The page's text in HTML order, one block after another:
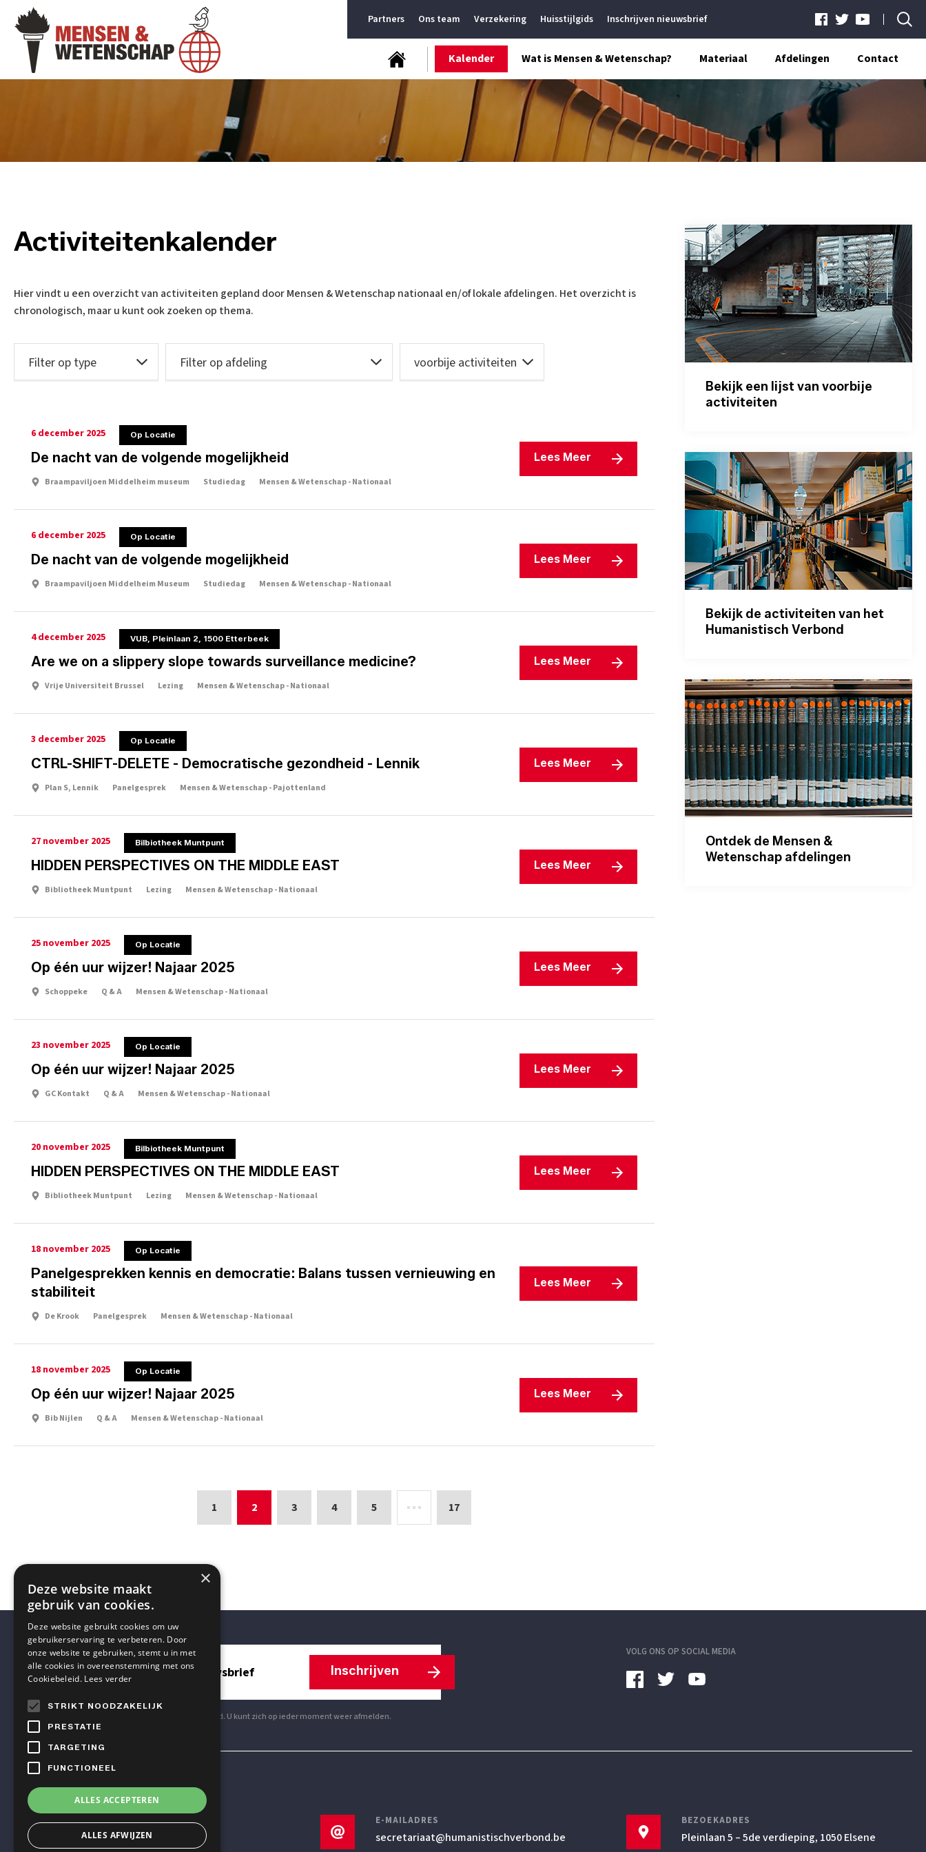
Partners Ons team Verzekering Huisstijlgids Inschrijven nieuwsbrief
Kalender Wat is Mensen & Wetenschap? Materiaal Afdelingen Contact
Activiteitenkalender
Hier vindt u een overzicht van activiteiten gepland door Mensen & Wetenschap nationaal en/of lokale afdelingen. Het overzicht is
chronologisch, maar u kunt ook zoeken op thema.
6 december 2025 Op Locatie
De nacht van de volgende mogelijkheid
Braampaviljoen Middelheim museum Studiedag Mensen & Wetenschap - Nationaal
Lees Meer
6 december 2025 Op Locatie
De nacht van de volgende mogelijkheid
Braampaviljoen Middelheim Museum Studiedag Mensen & Wetenschap - Nationaal
Lees Meer
4 december 2025 VUB, Pleinlaan 2, 1500 Etterbeek
Are we on a slippery slope towards surveillance medicine?
Vrije Universiteit Brussel Lezing Mensen & Wetenschap - Nationaal
Lees Meer
3 december 2025 Op Locatie
CTRL-SHIFT-DELETE - Democratische gezondheid - Lennik
Plan S, Lennik Panelgesprek Mensen & Wetenschap - Pajottenland
Lees Meer
27 november 2025 Bilbiotheek Muntpunt
HIDDEN PERSPECTIVES ON THE MIDDLE EAST
Bibliotheek Muntpunt Lezing Mensen & Wetenschap - Nationaal
Lees Meer
25 november 2025 Op Locatie
Op één uur wijzer! Najaar 2025
Schoppeke Q & A Mensen & Wetenschap - Nationaal
Lees Meer
23 november 2025 Op Locatie
Op één uur wijzer! Najaar 2025
GC Kontakt Q & A Mensen & Wetenschap - Nationaal
Lees Meer
20 november 2025 Bilbiotheek Muntpunt
HIDDEN PERSPECTIVES ON THE MIDDLE EAST
Bibliotheek Muntpunt Lezing Mensen & Wetenschap - Nationaal
Lees Meer
18 november 2025 Op Locatie
Panelgesprekken kennis en democratie: Balans tussen vernieuwing en
stabiliteit
De Krook Panelgesprek Mensen & Wetenschap - Nationaal
Lees Meer
18 november 2025 Op Locatie
Op één uur wijzer! Najaar 2025
Bib Nijlen Q & A Mensen & Wetenschap - Nationaal
Lees Meer
1 2 3 4 5 17
Bekijk een lijst van voorbije
activiteiten
Bekijk de activiteiten van het
Humanistisch Verbond
Ontdek de Mensen &
Wetenschap afdelingen
Blijf op de hoogte met onze nieuwsbrief Inschrijven
Aanmelden voor onze nieuwsbrief is gratis en vrijblijvend. U kunt zich op ieder moment weer afmelden.
VOLG ONS OP SOCIAL MEDIA
TELEFOON
+32 2 614 82 23
E-MAILADRES
secretariaat@humanistischverbond.be
BEZOEKADRES
Pleinlaan 5 – 5de verdieping, 1050 Elsene
×
Deze website maakt
gebruik van cookies.
Deze website gebruikt cookies om uw
gebruikerservaring te verbeteren. Door
onze website te gebruiken, stemt u in met
alle cookies in overeenstemming met ons
Cookiebeleid. Lees verder
STRIKT NOODZAKELIJK
PRESTATIE
TARGETING
FUNCTIONEEL
ALLES ACCEPTEREN
ALLES AFWIJZEN